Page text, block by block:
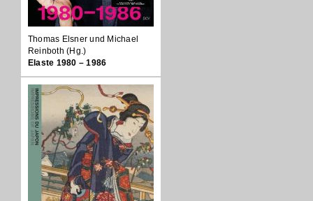
Thomas Elsner und Michael
Reinboth (Hg.)
Elaste 1980 – 1986